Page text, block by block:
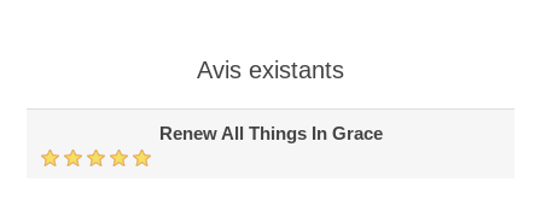
Avis existants
Renew All Things In Grace